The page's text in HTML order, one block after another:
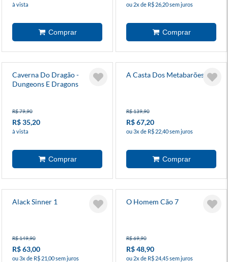
à vista ou 2x de R$ 26,20 sem juros
Caverna Do Dragão -
Dungeons E Dragons
R$ 79,90
R$ 35,20
à vista
A Casta Dos Metabarões
R$ 139,90
R$ 67,20
ou 3x de R$ 22,40 sem juros
Alack Sinner 1
R$ 149,90
R$ 63,00
ou 3x de R$ 21,00 sem juros
O Homem Cão 7
R$ 69,90
R$ 48,90
ou 2x de R$ 24,45 sem juros